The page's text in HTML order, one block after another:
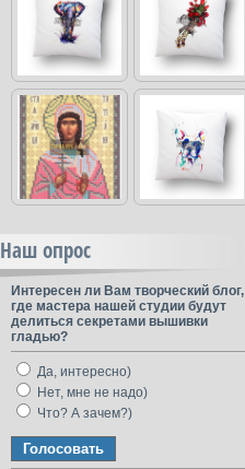
Наш опрос
Интересен ли Вам творческий блог,
где мастера нашей студии будут
делиться секретами вышивки
гладью?
Да, интересно)
Нет, мне не надо)
Что? А зачем?)